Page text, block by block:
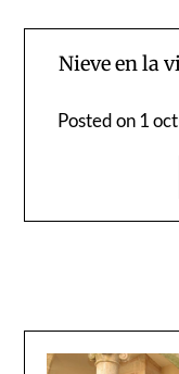
Nieve en la
Posted on1